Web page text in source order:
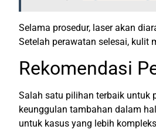
Selama prosedur, laser akan
Setelah perawatan selesai, kulit
Rekomendasi
Salah satu pilihan terbaik untuk
keunggulan tambahan dalam
untuk kasus yang lebih